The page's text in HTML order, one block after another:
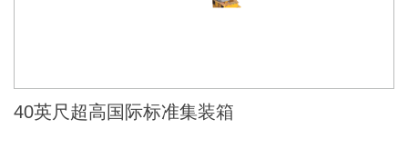
40英尺超高国际标准集装箱